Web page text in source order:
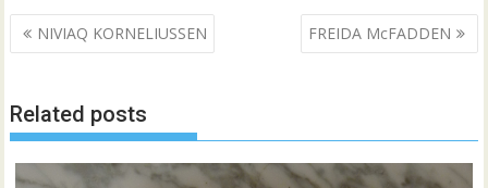
Navegació
d'entrades
NIVIAQ KORNELIUSSEN FREIDA McFADDEN
Related posts